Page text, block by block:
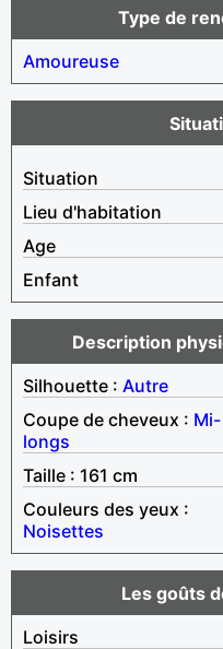
Type de
Amoureuse
Situation
Lieu d'habitation
Age
Enfant
Description
Silhouette : Autre
Coupe de cheveux : Mi-
longs
Taille : 161 cm
Couleurs des yeux :
Noisettes
Les goûts
Loisirs